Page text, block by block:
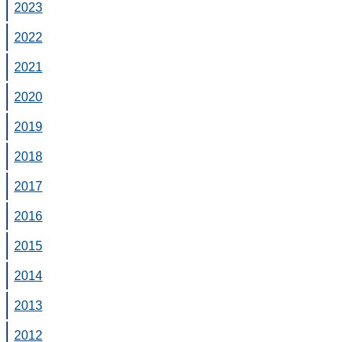
2023
2022
2021
2020
2019
2018
2017
2016
2015
2014
2013
2012